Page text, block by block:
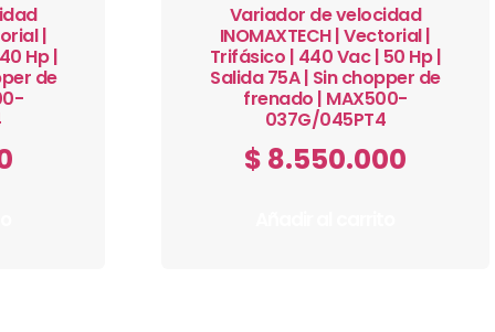
|
Hp |
de
Variador de velocidad
INOMAXTECH | Vectorial |
Trifásico | 440 Vac | 50 Hp |
Salida 75A | Sin chopper de
frenado | MAX500-
037G/045PT4
$ 8.550.000